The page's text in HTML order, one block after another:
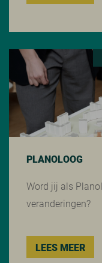
PLANOLOOG
Word jij als
veranderingen?
LEES MEER